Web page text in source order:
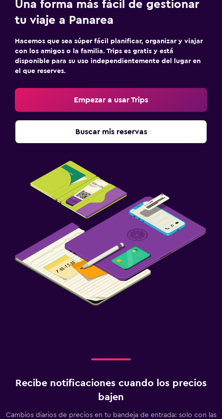
Una forma más fácil de gestionar
tu viaje a Panarea
Hacemos que sea súper fácil planificar, organizar y viajar
con los amigos o la familia. Trips es gratis y está
disponible para su uso independientemente del lugar en
el que reserves.
Empezar a usar Trips
Buscar mis reservas
Recibe notificaciones cuando los precios
bajen
Cambios diarios de precios en tu bandeja de entrada: solo con las